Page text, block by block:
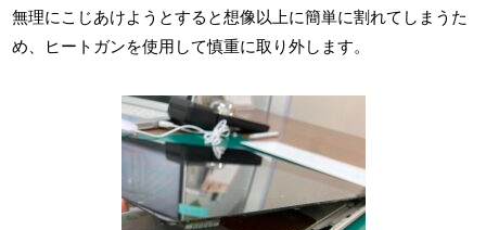
無理にこじあけようとすると想像以上に簡単に割れてしまうた
め、ヒートガンを使用して慎重に取り外します。